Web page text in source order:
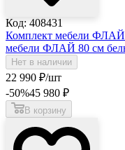
Код: 408431
Комплект мебели ФЛАЙ
мебели ФЛАЙ 80 см
Нет в наличии
22 990 ₽/шт
-50%45 980 ₽
В корзину